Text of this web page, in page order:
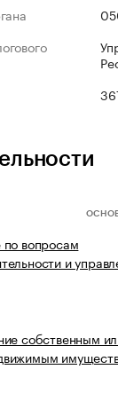
по вопросам
и
собственным